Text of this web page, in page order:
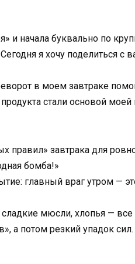
и начала буквально по
я хочу поделиться с
в моем завтраке
стали основой
правил» завтрака для
бомба!»
главный враг утром —
мюсли, хлопья —
а потом резкий упадок сил.